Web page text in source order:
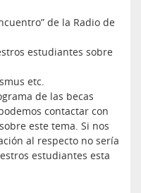
de la Radio de
estudiantes sobre
etc.
de las becas
contactar con
este tema. Si nos
al respecto no sería
estudiantes esta